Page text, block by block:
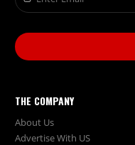
THE COMPANY
About Us
Advertise With US